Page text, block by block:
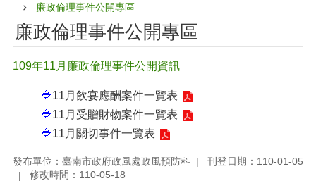
廉政倫理事件公開專區
廉政倫理事件公開專區
109年11月廉政倫理事件公開資訊
🔷11月飲宴應酬案件一覽表
🔷11月受贈財物案件一覽表
🔷11月關切事件一覽表
發布單位：臺南市政府政風處政風預防科
刊登日期：110-01-05
修改時間：110-05-18